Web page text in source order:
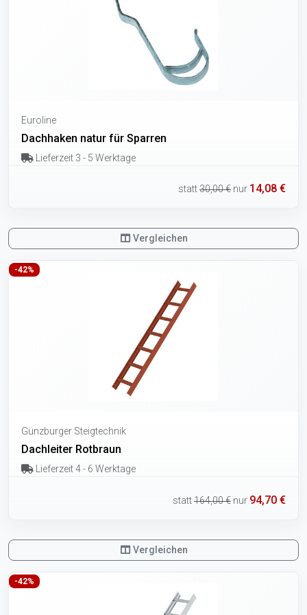
Euroline
Dachhaken natur für Sparren
Lieferzeit 3 - 5 Werktage
statt30,00 € nur 14,08 €
Vergleichen
-42%
Günzburger Steigtechnik
Dachleiter Rotbraun
Lieferzeit 4 - 6 Werktage
statt164,00 € nur 94,70 €
Vergleichen
-42%